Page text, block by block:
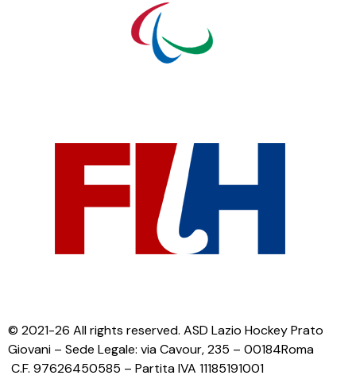
© 2021-26 All rights reserved. ASD Lazio Hockey Prato
Giovani – Sede Legale: via Cavour, 235 – 00184Roma
C.F. 97626450585 – Partita IVA 11185191001